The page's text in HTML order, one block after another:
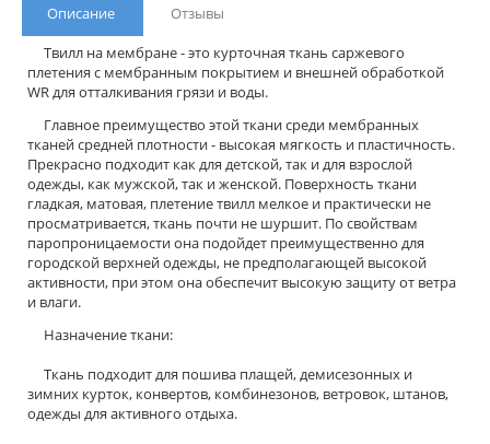
Описание
Отзывы
Твилл на мембране - это курточная ткань саржевого
плетения с мембранным покрытием и внешней обработкой
WR для отталкивания грязи и воды.
Главное преимущество этой ткани среди мембранных
тканей средней плотности - высокая мягкость и пластичность.
Прекрасно подходит как для детской, так и для взрослой
одежды, как мужской, так и женской. Поверхность ткани
гладкая, матовая, плетение твилл мелкое и практически не
просматривается, ткань почти не шуршит. По свойствам
паропроницаемости она подойдет преимущественно для
городской верхней одежды, не предполагающей высокой
активности, при этом она обеспечит высокую защиту от ветра
и влаги.
Назначение ткани:
Ткань подходит для пошива плащей, демисезонных и
зимних курток, конвертов, комбинезонов, ветровок, штанов,
одежды для активного отдыха.